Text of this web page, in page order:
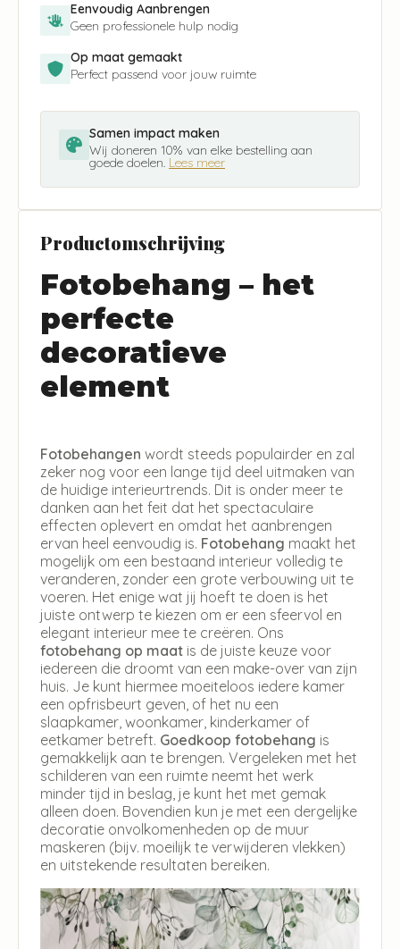
Eenvoudig Aanbrengen
Geen professionele hulp nodig
Op maat gemaakt
Perfect passend voor jouw ruimte
Samen impact maken
Wij doneren 10% van elke bestelling aan
goede doelen. Lees meer
Productomschrijving
Fotobehang – het
perfecte
decoratieve
element
Fotobehangen wordt steeds populairder en zal
zeker nog voor een lange tijd deel uitmaken van
de huidige interieurtrends. Dit is onder meer te
danken aan het feit dat het spectaculaire
effecten oplevert en omdat het aanbrengen
ervan heel eenvoudig is. Fotobehang maakt het
mogelijk om een bestaand interieur volledig te
veranderen, zonder een grote verbouwing uit te
voeren. Het enige wat jij hoeft te doen is het
juiste ontwerp te kiezen om er een sfeervol en
elegant interieur mee te creëren. Ons
fotobehang op maat is de juiste keuze voor
iedereen die droomt van een make-over van zijn
huis. Je kunt hiermee moeiteloos iedere kamer
een opfrisbeurt geven, of het nu een
slaapkamer, woonkamer, kinderkamer of
eetkamer betreft. Goedkoop fotobehang is
gemakkelijk aan te brengen. Vergeleken met het
schilderen van een ruimte neemt het werk
minder tijd in beslag, je kunt het met gemak
alleen doen. Bovendien kun je met een dergelijke
decoratie onvolkomenheden op de muur
maskeren (bijv. moeilijk te verwijderen vlekken)
en uitstekende resultaten bereiken.